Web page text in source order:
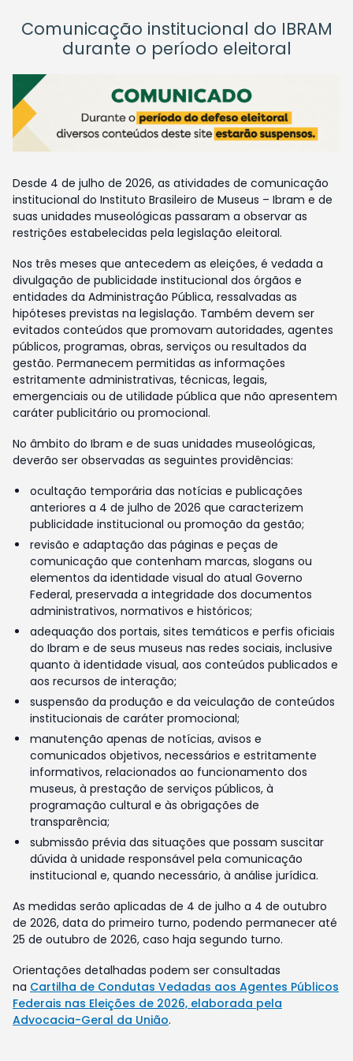
Comunicação institucional do IBRAM
durante o período eleitoral
Desde 4 de julho de 2026, as atividades de comunicação
institucional do Instituto Brasileiro de Museus – Ibram e de
suas unidades museológicas passaram a observar as
restrições estabelecidas pela legislação eleitoral.
Nos três meses que antecedem as eleições, é vedada a
divulgação de publicidade institucional dos órgãos e
entidades da Administração Pública, ressalvadas as
hipóteses previstas na legislação. Também devem ser
evitados conteúdos que promovam autoridades, agentes
públicos, programas, obras, serviços ou resultados da
gestão. Permanecem permitidas as informações
estritamente administrativas, técnicas, legais,
emergenciais ou de utilidade pública que não apresentem
caráter publicitário ou promocional.
No âmbito do Ibram e de suas unidades museológicas,
deverão ser observadas as seguintes providências:
ocultação temporária das notícias e publicações
anteriores a 4 de julho de 2026 que caracterizem
publicidade institucional ou promoção da gestão;
revisão e adaptação das páginas e peças de
comunicação que contenham marcas, slogans ou
elementos da identidade visual do atual Governo
Federal, preservada a integridade dos documentos
administrativos, normativos e históricos;
adequação dos portais, sites temáticos e perfis oficiais
do Ibram e de seus museus nas redes sociais, inclusive
quanto à identidade visual, aos conteúdos publicados e
aos recursos de interação;
suspensão da produção e da veiculação de conteúdos
institucionais de caráter promocional;
manutenção apenas de notícias, avisos e
comunicados objetivos, necessários e estritamente
informativos, relacionados ao funcionamento dos
museus, à prestação de serviços públicos, à
programação cultural e às obrigações de
transparência;
submissão prévia das situações que possam suscitar
dúvida à unidade responsável pela comunicação
institucional e, quando necessário, à análise jurídica.
As medidas serão aplicadas de 4 de julho a 4 de outubro
de 2026, data do primeiro turno, podendo permanecer até
25 de outubro de 2026, caso haja segundo turno.
Orientações detalhadas podem ser consultadas
na Cartilha de Condutas Vedadas aos Agentes Públicos
Federais nas Eleições de 2026, elaborada pela
Advocacia-Geral da União.